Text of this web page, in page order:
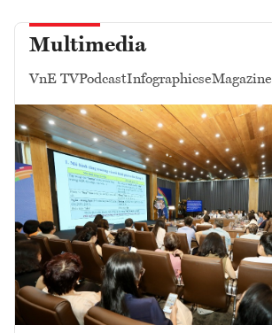
Multimedia
VnE TVPodcastInfographicseMagazine